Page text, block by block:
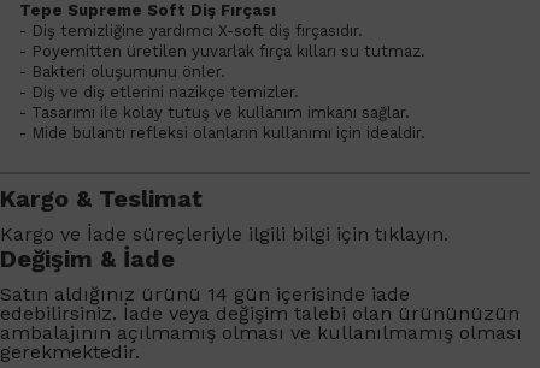
Tepe Supreme Soft Diş Fırçası
- Diş temizliğine yardımcı X-soft diş fırçasıdır.
- Poyemitten üretilen yuvarlak fırça kılları su tutmaz.
- Bakteri oluşumunu önler.
- Diş ve diş etlerini nazikçe temizler.
- Tasarımı ile kolay tutuş ve kullanım imkanı sağlar.
- Mide bulantı refleksi olanların kullanımı için idealdir.
Kargo & Teslimat
Kargo ve İade süreçleriyle ilgili bilgi için tıklayın.
Değişim & İade
Satın aldığınız ürünü 14 gün içerisinde iade
edebilirsiniz. İade veya değişim talebi olan ürününüzün
ambalajının açılmamış olması ve kullanılmamış olması
gerekmektedir.